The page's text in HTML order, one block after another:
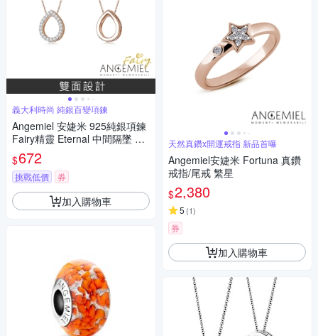
義大利時尚 純銀百變項鍊
Angemiel 安婕米 925純銀項鍊
Fairy精靈 Eternal 中間隔墜 白
鑽玫金
$672
挑戰低價 券
加入購物車
天然真鑽x開運戒指 新品首曝
Angemiel安婕米 Fortuna 真鑽
戒指/尾戒 繁星
$2,380
5 (1)
券
加入購物車